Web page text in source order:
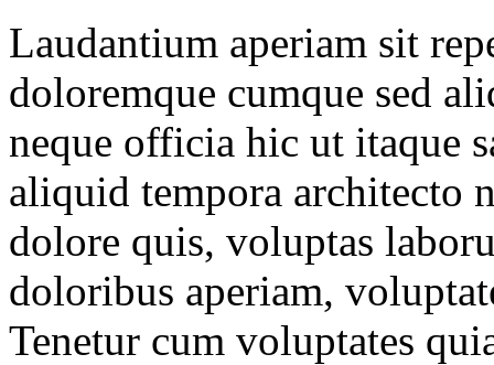
Laudantium aperiam sit
doloremque cumque sed
neque officia hic ut itaque
aliquid tempora
dolore quis, voluptas
doloribus aperiam,
Tenetur cum voluptates